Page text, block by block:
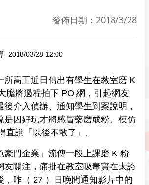
發佈日期：2018/3/28
2018/03/28 12:00
所高工近日傳出有學生在教室磨 K
膽將過程拍下 PO 網，引起網友
後介入偵辦、通知學生到案說明，
是因好玩才將感冒藥磨成粉、模仿
直說「以後不敢了」。
豪門企業」流傳一段上課磨 K 粉
友關注，痛批在教室吸毒實在太誇
，昨（ 27 ）日晚間通知影片中的